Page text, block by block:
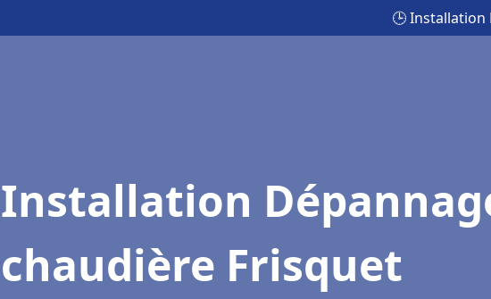
🕒 Installation
Installation
chaudière Frisquet